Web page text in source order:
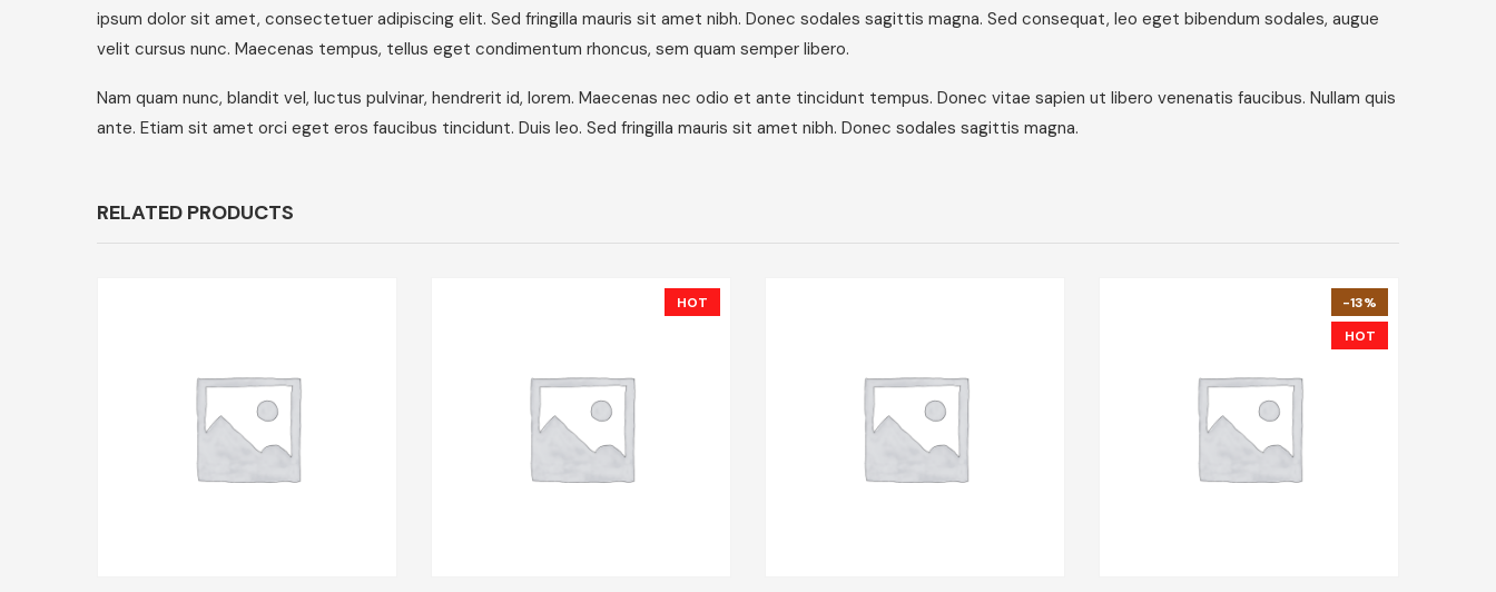
ipsum dolor sit amet, consectetuer adipiscing elit. Sed fringilla mauris sit amet nibh. Donec sodales sagittis magna. Sed consequat, leo eget bibendum sodales, augue
velit cursus nunc. Maecenas tempus, tellus eget condimentum rhoncus, sem quam semper libero.
Nam quam nunc, blandit vel, luctus pulvinar, hendrerit id, lorem. Maecenas nec odio et ante tincidunt tempus. Donec vitae sapien ut libero venenatis faucibus. Nullam quis
ante. Etiam sit amet orci eget eros faucibus tincidunt. Duis leo. Sed fringilla mauris sit amet nibh. Donec sodales sagittis magna.
RELATED PRODUCTS
HOT
-13%
HOT